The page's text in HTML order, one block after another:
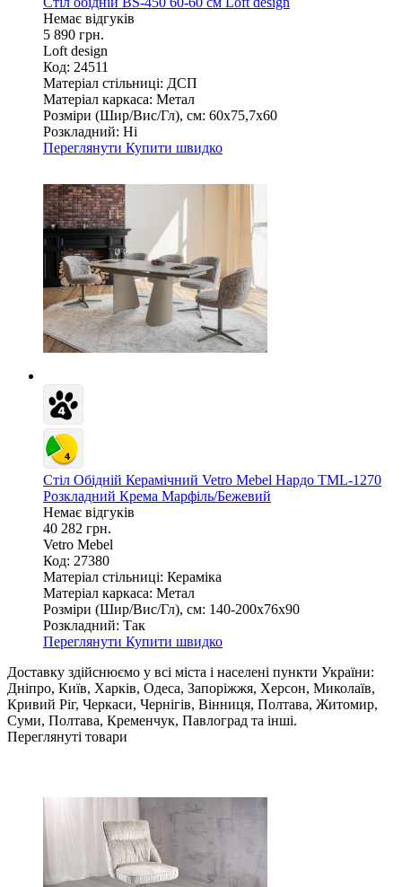
Немає відгуків
5 890 грн.
Loft design
Код: 24511
Матеріал стільниці: ДСП
Матеріал каркаса: Метал
Розміри (Шир/Вис/Гл), см: 60х75,7х60
Розкладний: Ні
Переглянути Купити швидко
Стіл Обідній Керамічний Vetro Mebel Нардо TML-1270
Розкладний Крема Марфіль/Бежевий
Немає відгуків
40 282 грн.
Vetro Mebel
Код: 27380
Матеріал стільниці: Кераміка
Матеріал каркаса: Метал
Розміри (Шир/Вис/Гл), см: 140-200х76х90
Розкладний: Так
Переглянути Купити швидко
Доставку здійснюємо у всі міста і населені пункти України:
Дніпро, Київ, Харків, Одеса, Запоріжжя, Херсон, Миколаїв,
Кривий Ріг, Черкаси, Чернігів, Вінниця, Полтава, Житомир,
Суми, Полтава, Кременчук, Павлоград та інші.
Переглянуті товари